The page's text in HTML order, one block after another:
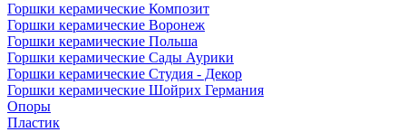
Горшки керамические Композит
Горшки керамические Воронеж
Горшки керамические Польша
Горшки керамические Сады Аурики
Горшки керамические Студия - Декор
Горшки керамические Шойрих Германия
Опоры
Пластик